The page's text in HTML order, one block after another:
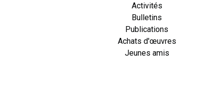
Activités
Bulletins
Publications
Achats d'œuvres
Jeunes amis